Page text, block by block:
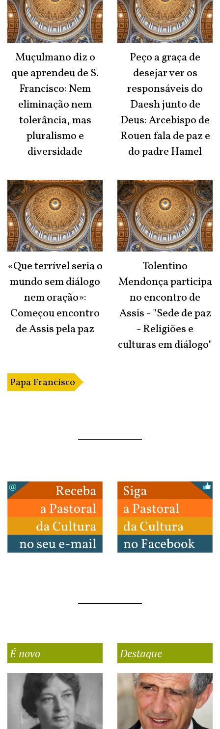
Muçulmano diz o
que aprendeu de S.
Francisco: Nem
eliminação nem
tolerância, mas
pluralismo e
diversidade
Peço a graça de
desejar ver os
responsáveis do
Daesh junto de
Deus: Arcebispo de
Rouen fala de paz e
do padre Hamel
«Que terrível seria o
mundo sem diálogo
nem oração»:
Começou encontro
de Assis pela paz
Tolentino
Mendonça participa
no encontro de
Assis - "Sede de paz
- Religiões e
culturas em diálogo"
Papa Francisco
É novo Destaque